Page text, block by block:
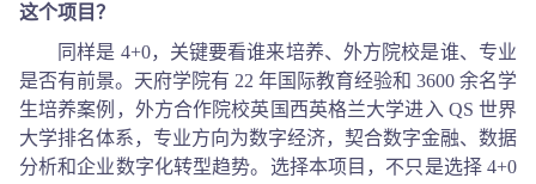
这个项目？
同样是 4+0，关键要看谁来培养、外方院校是谁、专业
是否有前景。天府学院有 22 年国际教育经验和 3600 余名学
生培养案例，外方合作院校英国西英格兰大学进入 QS 世界
大学排名体系，专业方向为数字经济，契合数字金融、数据
分析和企业数字化转型趋势。选择本项目，不只是选择 4+0